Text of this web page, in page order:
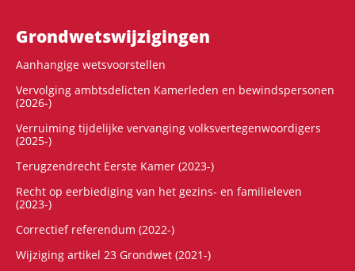
Grondwets­wijzigingen
Aanhangige wetsvoorstellen
Vervolging ambtsdelicten Kamerleden en bewindspersonen
(2026-)
Verruiming tijdelijke vervanging volksvertegenwoordigers
(2025-)
Terugzendrecht Eerste Kamer (2023-)
Recht op eerbiediging van het gezins- en familieleven
(2023-)
Correctief referendum (2022-)
Wijziging artikel 23 Grondwet (2021-)